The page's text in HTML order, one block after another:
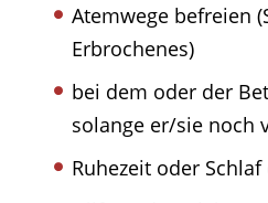
Atemwege befreien
Erbrochenes)
bei dem oder der
solange er/sie noch
Ruhezeit oder